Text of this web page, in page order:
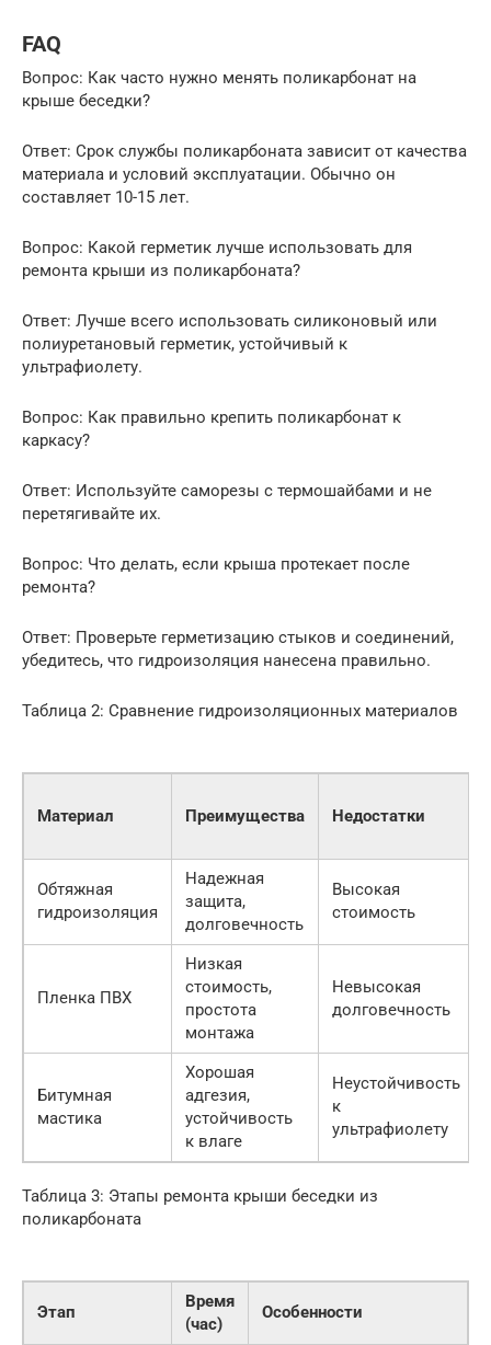
FAQ
Вопрос: Как часто нужно менять поликарбонат на
крыше беседки?
Ответ: Срок службы поликарбоната зависит от качества
материала и условий эксплуатации. Обычно он
составляет 10-15 лет.
Вопрос: Какой герметик лучше использовать для
ремонта крыши из поликарбоната?
Ответ: Лучше всего использовать силиконовый или
полиуретановый герметик, устойчивый к
ультрафиолету.
Вопрос: Как правильно крепить поликарбонат к
каркасу?
Ответ: Используйте саморезы с термошайбами и не
перетягивайте их.
Вопрос: Что делать, если крыша протекает после
ремонта?
Ответ: Проверьте герметизацию стыков и соединений,
убедитесь, что гидроизоляция нанесена правильно.
Таблица 2: Сравнение гидроизоляционных материалов
Материал Преимущества Недостатки
Обтяжная
гидроизоляция
Надежная
защита,
долговечность
Высокая
стоимость
Пленка ПВХ
Низкая
стоимость,
простота
монтажа
Невысокая
долговечность
Битумная
мастика
Хорошая
адгезия,
устойчивость
к влаге
Неустойчивость
к
ультрафиолету
Таблица 3: Этапы ремонта крыши беседки из
поликарбоната
Этап
Время
(час)
Особенности